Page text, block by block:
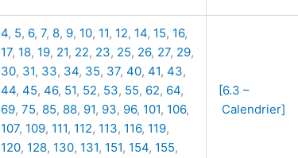
4, 5, 6, 7, 8, 9, 10, 11, 12, 14, 15, 16,
17, 18, 19, 21, 22, 23, 25, 26, 27, 29,
30, 31, 33, 34, 35, 37, 40, 41, 43,
44, 45, 46, 51, 52, 53, 55, 62, 64,
69, 75, 85, 88, 91, 93, 96, 101, 106,
107, 109, 111, 112, 113, 116, 119,
120, 128, 130, 131, 151, 154, 155,
[6.3 –
Calendrier]